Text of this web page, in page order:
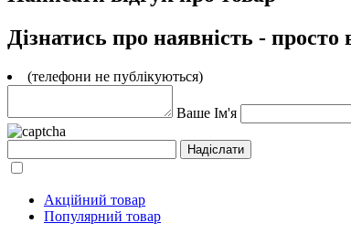
Дізнатись про наявність - просто
(телефони не публікуються)
Ваше Ім'я
Акційний товар
Популярний товар